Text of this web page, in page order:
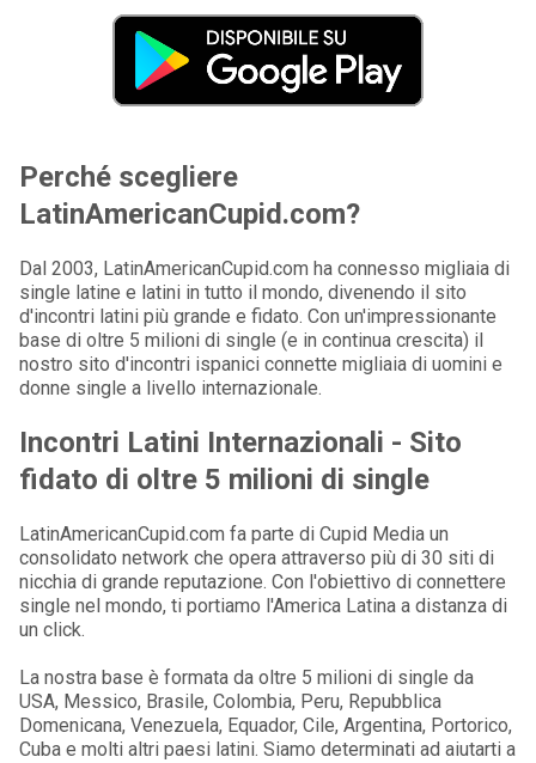
Perché scegliere
LatinAmericanCupid.com?
Dal 2003, LatinAmericanCupid.com ha connesso migliaia di
single latine e latini in tutto il mondo, divenendo il sito
d'incontri latini più grande e fidato. Con un'impressionante
base di oltre 5 milioni di single (e in continua crescita) il
nostro sito d'incontri ispanici connette migliaia di uomini e
donne single a livello internazionale.
Incontri Latini Internazionali - Sito
fidato di oltre 5 milioni di single
LatinAmericanCupid.com fa parte di Cupid Media un
consolidato network che opera attraverso più di 30 siti di
nicchia di grande reputazione. Con l'obiettivo di connettere
single nel mondo, ti portiamo l'America Latina a distanza di
un click.
La nostra base è formata da oltre 5 milioni di single da
USA, Messico, Brasile, Colombia, Peru, Repubblica
Domenicana, Venezuela, Equador, Cile, Argentina, Portorico,
Cuba e molti altri paesi latini. Siamo determinati ad aiutarti a